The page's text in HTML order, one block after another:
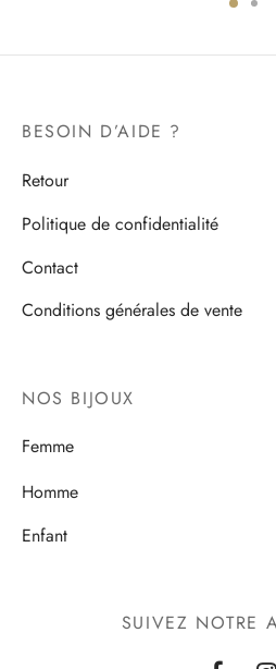
BESOIN D’AIDE ?
Retour
Politique de confidentialité
Contact
Conditions générales de vente
NOS BIJOUX
Femme
Homme
Enfant
SUIVEZ NOTRE